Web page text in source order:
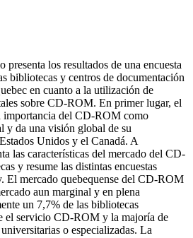
presenta los resultados de una encuesta
bibliotecas y centros de documentación
en cuanto a la utilización de
sobre CD-ROM. En primer lugar, el
importancia del CD-ROM como
y da una visión global de su
Unidos y el Canadá. A
las características del mercado del CD-
y resume las distintas encuestas
El mercado quebequense del CD-ROM
aun marginal y en plena
un 7,7% de las bibliotecas
el servicio CD-ROM y la majoría de
o especializadas. La